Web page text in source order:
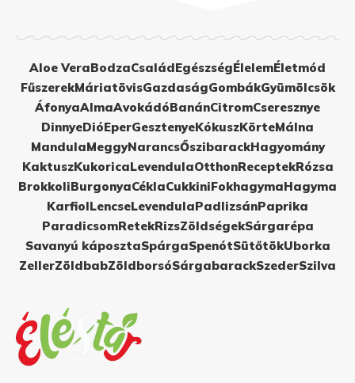
Aloe VeraBodzaCsaládEgészségÉlelemÉletmód
FűszerekMáriatövisGazdaságGombákGyümölcsök
ÁfonyaAlmaAvokádóBanánCitromCseresznye
DinnyeDióEperGesztenyeKókuszKörteMálna
MandulaMeggyNarancsŐszibarackHagyomány
KaktuszKukoricaLevendulaOtthonReceptekRózsa
BrokkoliBurgonyaCéklaCukkiniFokhagymaHagyma
KarfiolLencseLevendulaPadlizsánPaprika
ParadicsomRetekRizsZöldségekSárgarépa
Savanyú káposztaSpárgaSpenótSütőtökUborka
ZellerZöldbabZöldborsóSárgabarackSzederSzilva